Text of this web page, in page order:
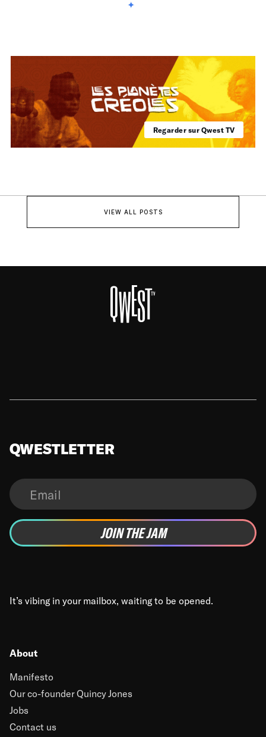
Regarder sur Qwest TV
VIEW ALL POSTS
About
Manifesto
Our co-founder Quincy Jones
Jobs
Contact us
QWESTLETTER
It’s vibing in your mailbox, waiting to be opened.